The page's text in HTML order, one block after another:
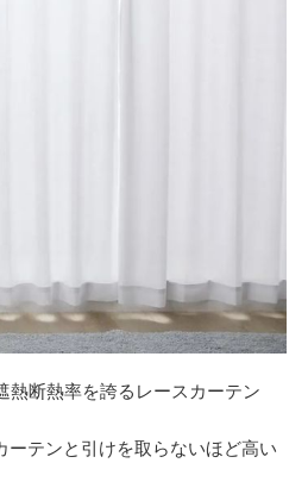
熱断熱率を誇るレースカーテン
ーテンと引けを取らないほど高い